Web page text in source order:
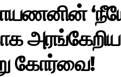
‘நீயே
கோர்வை!